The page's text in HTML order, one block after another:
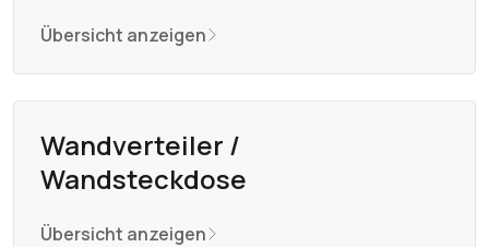
Übersicht anzeigen
Wandverteiler /
Wandsteckdose
Übersicht anzeigen